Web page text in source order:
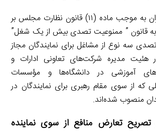
در نظام حقوقی ایران به موجب ماده (۱۱) قانون نظارت مجلس بر
به قانون ” ممنوعیت تصدی بیش از یک شغل”
سه نوع از مشاغل برای نمایندگان مجاز
مدیره شرکت‌های تعاونی ادارات و
آموزشی در دانشگاه‌ها و مؤسسات
که از سوی مقام رهبری برای نمایندگان در
منصوب شده‌اند.
تعارض منافع از سوی نماینده